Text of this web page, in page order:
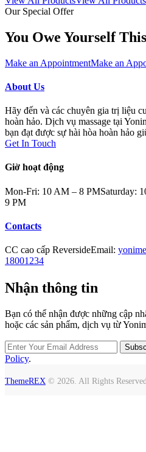
Our Special Offer
You Owe Yourself
Make an AppointmentMake an
About Us
Hãy đến và các chuyên gia trị liệu
hoàn hảo. Dịch vụ massage tại
bạn đạt được sự hài hòa hoàn hảo
Get In Touch
Giờ hoạt động
Mon-Fri: 10 AM – 8 PMSaturday:
9 PM
Contacts
CC cao cấp ReversideEmail:
18001234
Nhận thông tin
Bạn có thể nhận được những cập
hoặc các sản phẩm, dịch vụ từ
Policy.
ThemeREX © 2026. All Rights